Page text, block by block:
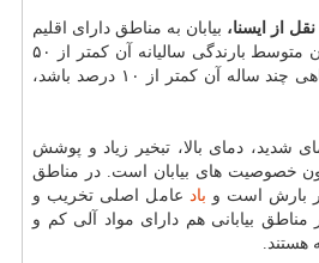
از ایسنا، بیابان به مناطق دارای اقلیم
فراخشک و خشک که میزان متوسط بارندگی سالیانه آن کمتر از ۵۰
میلیمتر و درصد پوشش گیاهی چند ساله آن کمتر از ۱۰ درصد باشد،
شدید، دمای بالا، تبخیر زیاد و پوشش
خصوصیت های بیابان است. در مناطق
بارش است و باد عامل اصلی تخریب و
بیابانی هم دارای مواد آلی کم و
هستند.